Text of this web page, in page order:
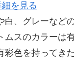
を見る
白、グレーなど
ムスのカラーは
彩色を持ってき